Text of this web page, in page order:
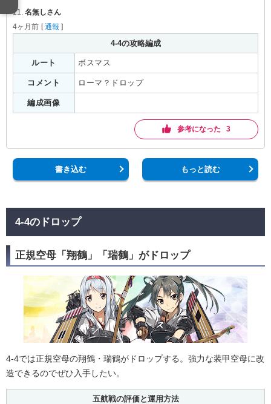
11. 名無しさん
4ヶ月前 [通報 ]
4-4の攻略編成
ルート ボスマス
コメント ローマ？ドロップ
編成画像
参考になった 3
書き込む もっと読む
4-4のドロップ
正規空母「翔鶴」「瑞鶴」がドロップ
4-4では正規空母の翔鶴・瑞鶴がドロップする。強力な装甲空母に改
造できるのでぜひ入手したい。
五航戦の評価と運用方法